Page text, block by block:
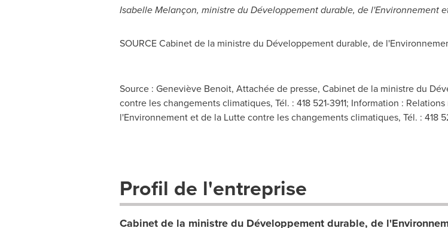
Isabelle Melançon, ministre du Développement durable, de l'Environnement
SOURCE Cabinet de la ministre du Développement durable, de
Source : Geneviève Benoit, Attachée de presse, Cabinet de la ministre du
contre les changements climatiques, Tél. : 418 521-3911; Information :
l'Environnement et de la Lutte contre les changements climatiques, Tél. : 418
Profil de l'entreprise
Cabinet de la ministre du Développement durable, de